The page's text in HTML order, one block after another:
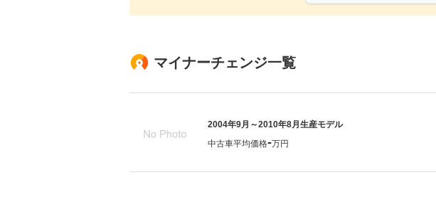
マイナーチェンジ一覧
2004年9月～2010年8月生産モデル
中古車平均価格-万円